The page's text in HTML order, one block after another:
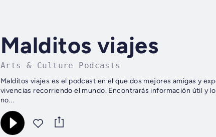
Malditos viajes
Arts & Culture Podcasts
Malditos viajes es el podcast en el que dos mejores amigas y
vivencias recorriendo el mundo. Encontrarás información útil y
no...